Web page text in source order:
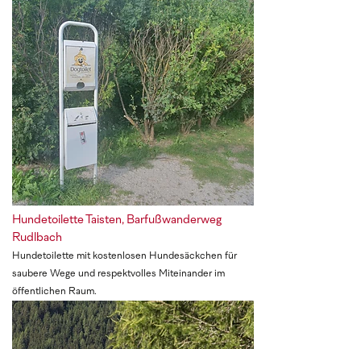
Hundetoilette Taisten, Barfußwanderweg
Rudlbach
Hundetoilette mit kostenlosen Hundesäckchen für
saubere Wege und respektvolles Miteinander im
öffentlichen Raum.